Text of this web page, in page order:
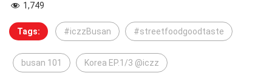
1,749
Tags: #iczzBusan #streetfoodgoodtaste
busan 101 Korea EP.1/3 @iczz